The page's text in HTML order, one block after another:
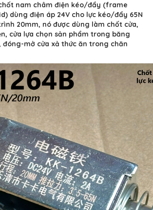
chốt nam châm điện kéo/đẩy (frame
dùng điện áp 24V cho lực kéo/đẩy 65N
20mm, nó được dùng làm chốt cửa,
cửa lựa chọn sản phẩm trong băng
đóng-mở cửa xả thức ăn trong chăn